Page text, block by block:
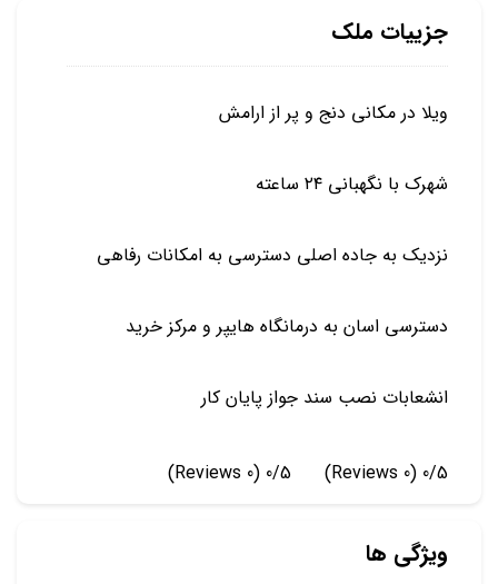
جزییات ملک
ویلا در مکانی دنج و پر از ارامش
شهرک با نگهبانی ۲۴ ساعته
نزدیک به جاده اصلی دسترسی به امکانات رفاهی
دسترسی اسان به درمانگاه هایپر و مرکز خرید
انشعابات نصب سند جواز پایان کار
0/5
(0 Reviews)
0/5
(0 Reviews)
ویژگی ها